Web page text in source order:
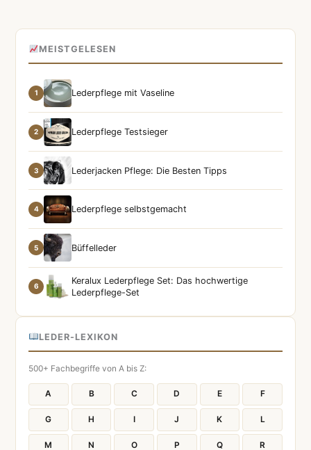
MEISTGELESEN
1 Lederpflege mit Vaseline
2 Lederpflege Testsieger
3 Lederjacken Pflege: Die Besten Tipps
4 Lederpflege selbstgemacht
5 Büffelleder
6
Keralux Lederpflege Set: Das hochwertige
Lederpflege-Set
LEDER-LEXIKON
500+ Fachbegriffe von A bis Z:
A B C D E F
G H I J K L
M N O P Q R